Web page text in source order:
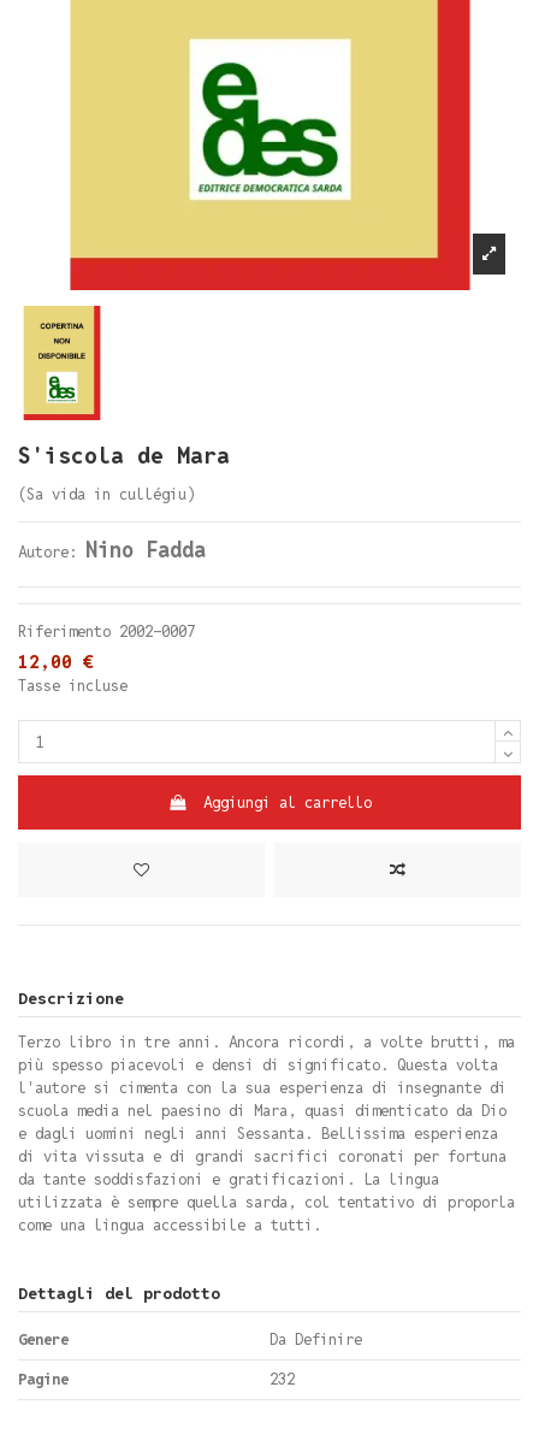
S'iscola de Mara
(Sa vida in cullégiu)
Autore: Nino Fadda
Riferimento 2002-0007
12,00 €
Tasse incluse
Aggiungi al carrello
Descrizione
Terzo libro in tre anni. Ancora ricordi, a volte brutti, ma
più spesso piacevoli e densi di significato. Questa volta
l'autore si cimenta con la sua esperienza di insegnante di
scuola media nel paesino di Mara, quasi dimenticato da Dio
e dagli uomini negli anni Sessanta. Bellissima esperienza
di vita vissuta e di grandi sacrifici coronati per fortuna
da tante soddisfazioni e gratificazioni. La lingua
utilizzata è sempre quella sarda, col tentativo di proporla
come una lingua accessibile a tutti.
Dettagli del prodotto
Genere
Da Definire
Pagine
232